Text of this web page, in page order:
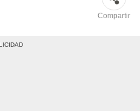
Compartir